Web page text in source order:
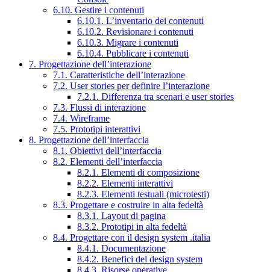
6.10. Gestire i contenuti
6.10.1. L’inventario dei contenuti
6.10.2. Revisionare i contenuti
6.10.3. Migrare i contenuti
6.10.4. Pubblicare i contenuti
7. Progettazione dell’interazione
7.1. Caratteristiche dell’interazione
7.2. User stories per definire l’interazione
7.2.1. Differenza tra scenari e user stories
7.3. Flussi di interazione
7.4. Wireframe
7.5. Prototipi interattivi
8. Progettazione dell’interfaccia
8.1. Obiettivi dell’interfaccia
8.2. Elementi dell’interfaccia
8.2.1. Elementi di composizione
8.2.2. Elementi interattivi
8.2.3. Elementi testuali (microtesti)
8.3. Progettare e costruire in alta fedeltà
8.3.1. Layout di pagina
8.3.2. Prototipi in alta fedeltà
8.4. Progettare con il design system .italia
8.4.1. Documentazione
8.4.2. Benefici del design system
8.4.3. Risorse operative